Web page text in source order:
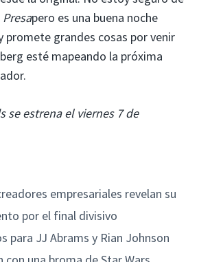
Presapero es una buena noche
promete grandes cosas por venir
esté mapeando la próxima
se estrena el viernes 7 de
empresariales revelan su
por el final divisivo
para JJ Abrams y Rian Johnson